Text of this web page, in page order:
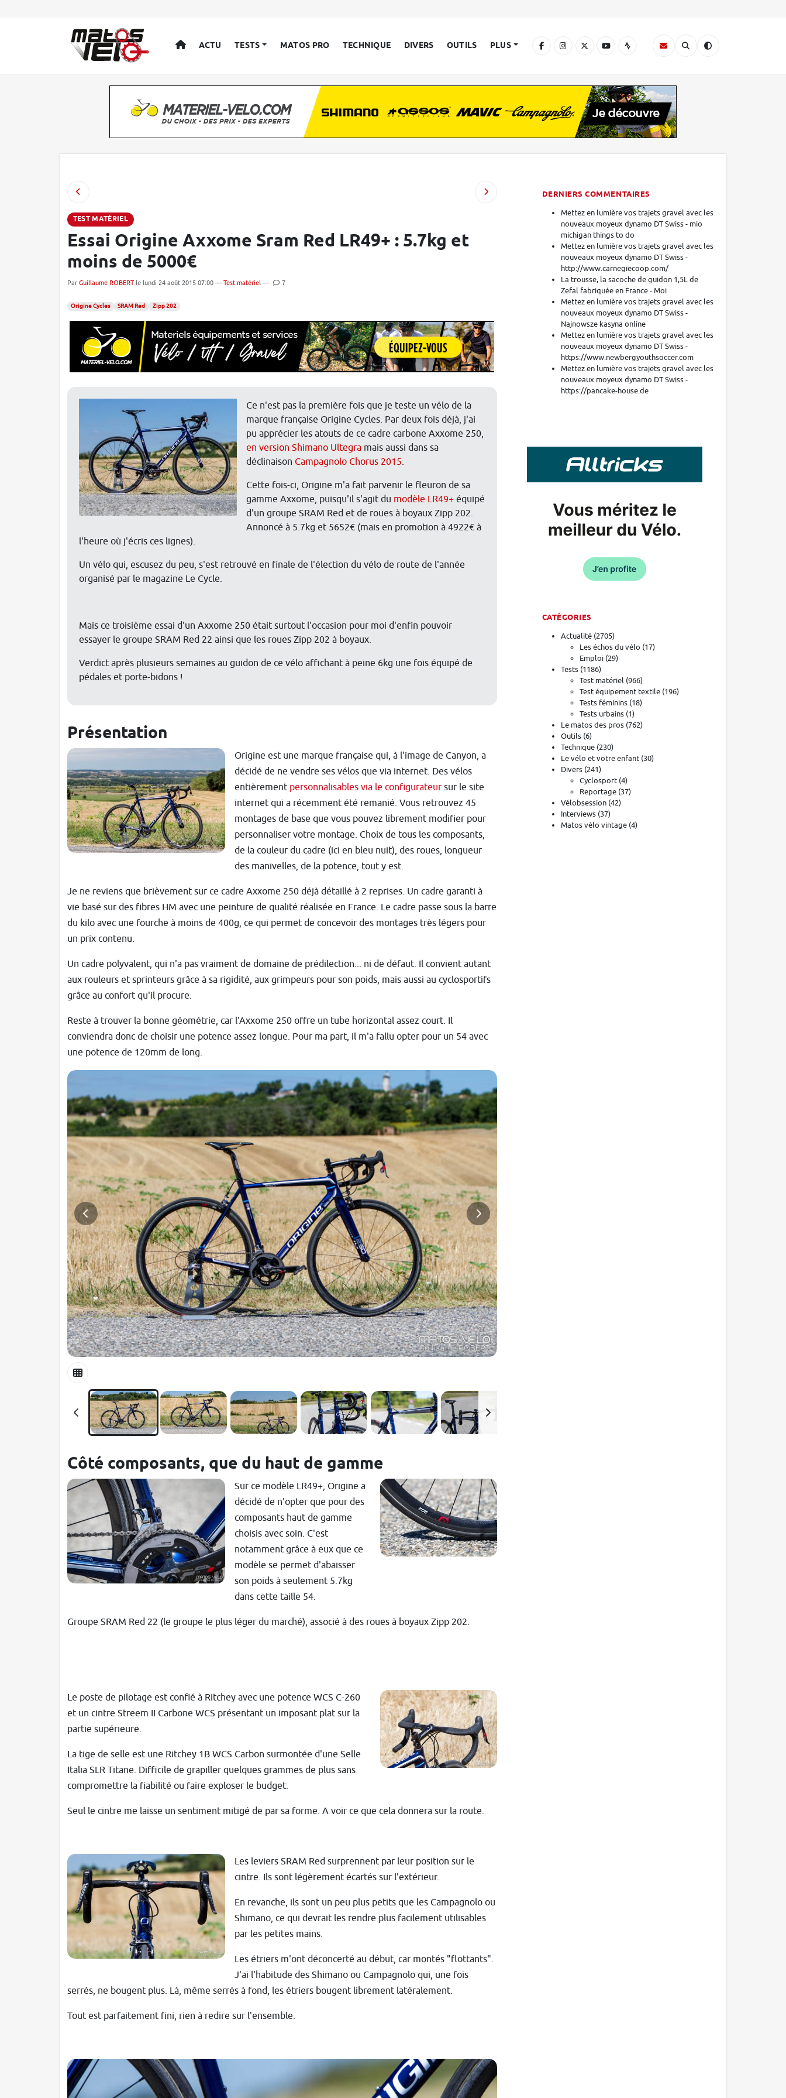
ACCUEIL
ACTU TESTS MATOS PRO TECHNIQUE DIVERS OUTILS PLUS
TEST MATÉRIEL
Essai Origine Axxome Sram Red LR49+ : 5.7kg et
moins de 5000€
Par Guillaume ROBERT le lundi 24 août 2015 07:00 — Test matériel — 7
Origine Cycles SRAM Red Zipp 202
Ce n'est pas la première fois que je teste un vélo de la
marque française Origine Cycles. Par deux fois déjà, j'ai
pu apprécier les atouts de ce cadre carbone Axxome 250,
en version Shimano Ultegra mais aussi dans sa
déclinaison Campagnolo Chorus 2015.
Cette fois-ci, Origine m'a fait parvenir le fleuron de sa
gamme Axxome, puisqu'il s'agit du modèle LR49+ équipé
d'un groupe SRAM Red et de roues à boyaux Zipp 202.
Annoncé à 5.7kg et 5652€ (mais en promotion à 4922€ à
l'heure où j'écris ces lignes).
Un vélo qui, escusez du peu, s'est retrouvé en finale de l'élection du vélo de route de l'année
organisé par le magazine Le Cycle.
Mais ce troisième essai d'un Axxome 250 était surtout l'occasion pour moi d'enfin pouvoir
essayer le groupe SRAM Red 22 ainsi que les roues Zipp 202 à boyaux.
Verdict après plusieurs semaines au guidon de ce vélo affichant à peine 6kg une fois équipé de
pédales et porte-bidons !
Présentation
Origine est une marque française qui, à l'image de Canyon, a
décidé de ne vendre ses vélos que via internet. Des vélos
entièrement personnalisables via le configurateur sur le site
internet qui a récemment été remanié. Vous retrouvez 45
montages de base que vous pouvez librement modifier pour
personnaliser votre montage. Choix de tous les composants,
de la couleur du cadre (ici en bleu nuit), des roues, longueur
des manivelles, de la potence, tout y est.
Je ne reviens que brièvement sur ce cadre Axxome 250 déjà détaillé à 2 reprises. Un cadre garanti à
vie basé sur des fibres HM avec une peinture de qualité réalisée en France. Le cadre passe sous la barre
du kilo avec une fourche à moins de 400g, ce qui permet de concevoir des montages très légers pour
un prix contenu.
Un cadre polyvalent, qui n'a pas vraiment de domaine de prédilection... ni de défaut. Il convient autant
aux rouleurs et sprinteurs grâce à sa rigidité, aux grimpeurs pour son poids, mais aussi au cyclosportifs
grâce au confort qu'il procure.
Reste à trouver la bonne géométrie, car l'Axxome 250 offre un tube horizontal assez court. Il
conviendra donc de choisir une potence assez longue. Pour ma part, il m'a fallu opter pour un 54 avec
une potence de 120mm de long.
Côté composants, que du haut de gamme
Sur ce modèle LR49+, Origine a
décidé de n'opter que pour des
composants haut de gamme
choisis avec soin. C'est
notamment grâce à eux que ce
modèle se permet d'abaisser
son poids à seulement 5.7kg
dans cette taille 54.
Groupe SRAM Red 22 (le groupe le plus léger du marché), associé à des roues à boyaux Zipp 202.
Le poste de pilotage est confié à Ritchey avec une potence WCS C-260
et un cintre Streem II Carbone WCS présentant un imposant plat sur la
partie supérieure.
La tige de selle est une Ritchey 1B WCS Carbon surmontée d'une Selle
Italia SLR Titane. Difficile de grapiller quelques grammes de plus sans
compromettre la fiabilité ou faire exploser le budget.
Seul le cintre me laisse un sentiment mitigé de par sa forme. A voir ce que cela donnera sur la route.
Les leviers SRAM Red surprennent par leur position sur le
cintre. Ils sont légèrement écartés sur l'extérieur.
En revanche, ils sont un peu plus petits que les Campagnolo ou
Shimano, ce qui devrait les rendre plus facilement utilisables
par les petites mains.
Les étriers m'ont déconcerté au début, car montés "flottants".
J'ai l'habitude des Shimano ou Campagnolo qui, une fois
serrés, ne bougent plus. Là, même serrés à fond, les étriers bougent librement latéralement.
Tout est parfaitement fini, rien à redire sur l'ensemble.
DERNIERS COMMENTAIRES
Mettez en lumière vos trajets gravel avec les
nouveaux moyeux dynamo DT Swiss - mio
michigan things to do
Mettez en lumière vos trajets gravel avec les
nouveaux moyeux dynamo DT Swiss -
http://www.carnegiecoop.com/
La trousse, la sacoche de guidon 1,5L de
Zefal fabriquée en France - Moi
Mettez en lumière vos trajets gravel avec les
nouveaux moyeux dynamo DT Swiss -
Najnowsze kasyna online
Mettez en lumière vos trajets gravel avec les
nouveaux moyeux dynamo DT Swiss -
https://www.newbergyouthsoccer.com
Mettez en lumière vos trajets gravel avec les
nouveaux moyeux dynamo DT Swiss -
https://pancake-house.de
CATÉGORIES
Actualité (2705)
Les échos du vélo (17)
Emploi (29)
Tests (1186)
Test matériel (966)
Test équipement textile (196)
Tests féminins (18)
Tests urbains (1)
Le matos des pros (762)
Outils (6)
Technique (230)
Le vélo et votre enfant (30)
Divers (241)
Cyclosport (4)
Reportage (37)
Vélobsession (42)
Interviews (37)
Matos vélo vintage (4)